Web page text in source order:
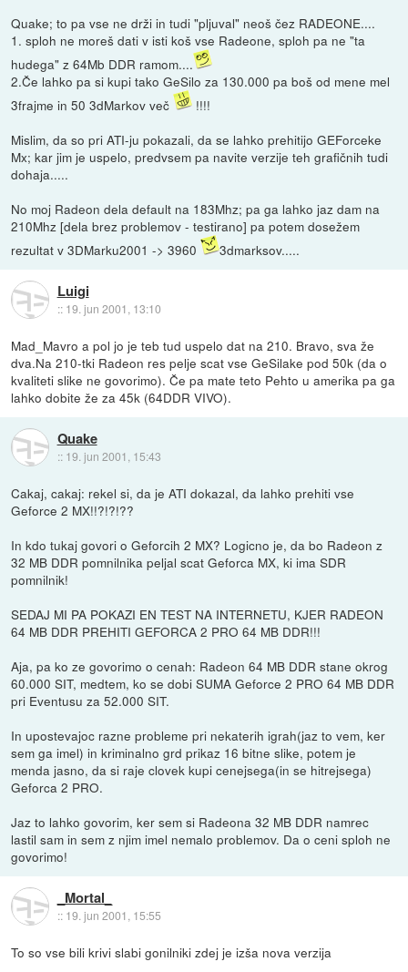
Quake; to pa vse ne drži in tudi "pljuval" neoš čez RADEONE....
1. sploh ne moreš dati v isti koš vse Radeone, sploh pa ne "ta
hudega" z 64Mb DDR ramom....
2.Če lahko pa si kupi tako GeSilo za 130.000 pa boš od mene mel
3frajme in 50 3dMarkov več
!!!!
Mislim, da so pri ATI-ju pokazali, da se lahko prehitijo GEForceke
Mx; kar jim je uspelo, predvsem pa navite verzije teh grafičnih tudi
dohaja.....
No moj Radeon dela default na 183Mhz; pa ga lahko jaz dam na
210Mhz [dela brez problemov - testirano] pa potem dosežem
rezultat v 3DMarku2001 -> 3960
3dmarksov.....
Luigi
:: 19. jun 2001, 13:10
Mad_Mavro a pol jo je teb tud uspelo dat na 210. Bravo, sva že
dva.Na 210-tki Radeon res pelje scat vse GeSilake pod 50k (da o
kvaliteti slike ne govorimo). Če pa mate teto Pehto u amerika pa ga
lahko dobite že za 45k (64DDR VIVO).
Quake
:: 19. jun 2001, 15:43
Cakaj, cakaj: rekel si, da je ATI dokazal, da lahko prehiti vse
Geforce 2 MX!!?!?!??
In kdo tukaj govori o Geforcih 2 MX? Logicno je, da bo Radeon z
32 MB DDR pomnilnika peljal scat Geforca MX, ki ima SDR
pomnilnik!
SEDAJ MI PA POKAZI EN TEST NA INTERNETU, KJER RADEON
64 MB DDR PREHITI GEFORCA 2 PRO 64 MB DDR!!!
Aja, pa ko ze govorimo o cenah: Radeon 64 MB DDR stane okrog
60.000 SIT, medtem, ko se dobi SUMA Geforce 2 PRO 64 MB DDR
pri Eventusu za 52.000 SIT.
In upostevajoc razne probleme pri nekaterih igrah(jaz to vem, ker
sem ga imel) in kriminalno grd prikaz 16 bitne slike, potem je
menda jasno, da si raje clovek kupi cenejsega(in se hitrejsega)
Geforca 2 PRO.
Jaz to lahko govorim, ker sem si Radeona 32 MB DDR namrec
lastil sam in sem z njim imel nemalo problemov. Da o ceni sploh ne
govorimo!
_Mortal_
:: 19. jun 2001, 15:55
To so vse bili krivi slabi gonilniki zdej je izša nova verzija